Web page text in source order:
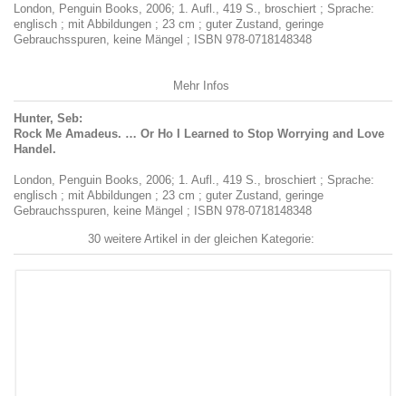
London, Penguin Books, 2006; 1. Aufl., 419 S., broschiert ; Sprache:
englisch ; mit Abbildungen ; 23 cm ; guter Zustand, geringe
Gebrauchsspuren, keine Mängel ; ISBN 978-0718148348
Mehr Infos
Hunter, Seb:
Rock Me Amadeus. … Or Ho I Learned to Stop Worrying and Love
Handel.
London, Penguin Books, 2006; 1. Aufl., 419 S., broschiert ; Sprache:
englisch ; mit Abbildungen ; 23 cm ; guter Zustand, geringe
Gebrauchsspuren, keine Mängel ; ISBN 978-0718148348
30 weitere Artikel in der gleichen Kategorie: